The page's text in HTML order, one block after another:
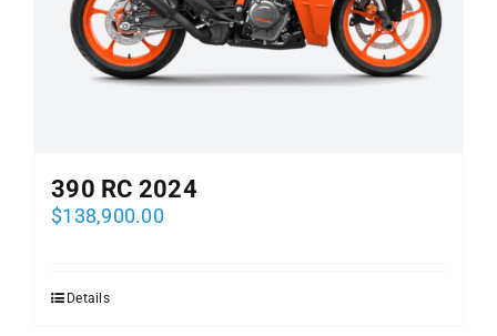
390 RC 2024
$138,900.00
Details